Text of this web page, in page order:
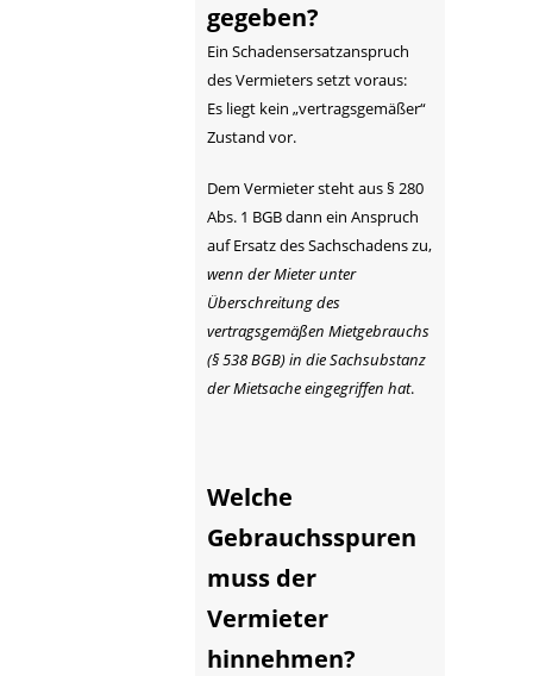
gegeben?
Ein Schadensersatzanspruch
des Vermieters setzt voraus:
Es liegt kein „vertragsgemäßer“
Zustand vor.
Dem Vermieter steht aus § 280
Abs. 1 BGB dann ein Anspruch
auf Ersatz des Sachschadens zu,
wenn der Mieter unter
Überschreitung des
vertragsgemäßen Mietgebrauchs
(§ 538 BGB) in die Sachsubstanz
der Mietsache eingegriffen hat.
Welche
Gebrauchsspuren
muss der
Vermieter
hinnehmen?